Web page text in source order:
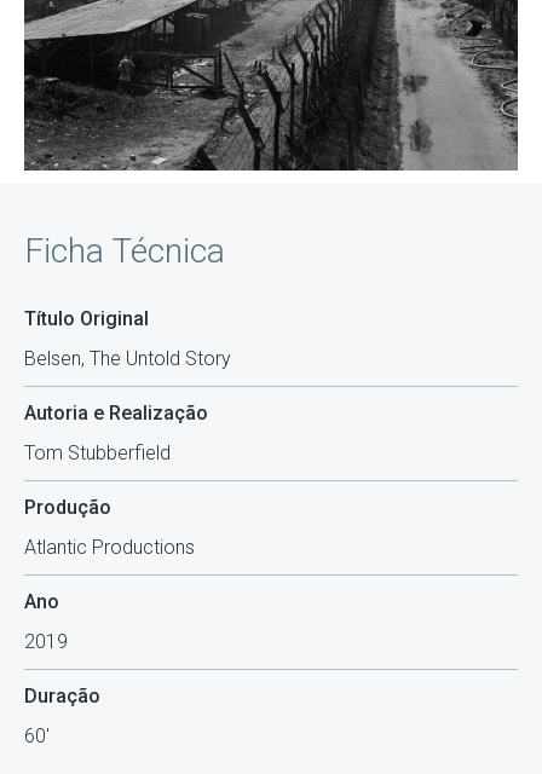
Ficha Técnica
Título Original
Belsen, The Untold Story
Autoria e Realização
Tom Stubberfield
Produção
Atlantic Productions
Ano
2019
Duração
60'